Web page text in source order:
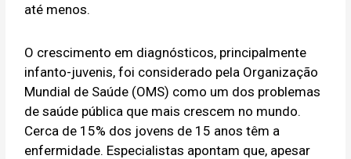
até menos.
O crescimento em diagnósticos, principalmente
infanto-juvenis, foi considerado pela Organização
Mundial de Saúde (OMS) como um dos problemas
de saúde pública que mais crescem no mundo.
Cerca de 15% dos jovens de 15 anos têm a
enfermidade. Especialistas apontam que, apesar